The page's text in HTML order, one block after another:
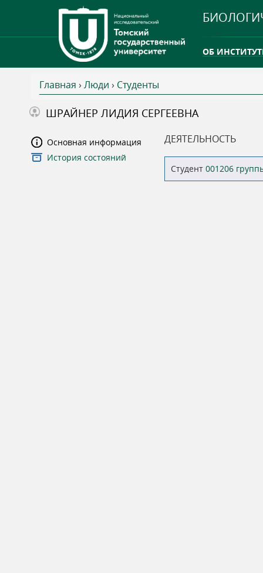
ОБ
В
ы
з
Главная › Люди › Студенты
ШРАЙНЕР ЛИДИЯ СЕРГЕЕВНА
Основная информация
История состояний
ДЕЯТЕЛЬНОСТЬ
Студент 001206